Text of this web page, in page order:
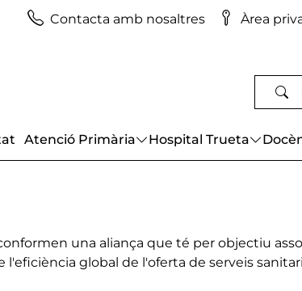
Contacta amb nosaltres Àrea
Atenció Primària Hospital Trueta
una aliança que té per objectiu
global de l'oferta de serveis